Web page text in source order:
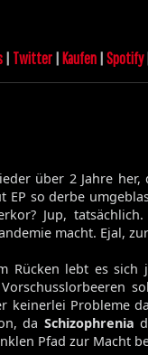
| Twitter | Kaufen |Spotify
über 2 Jahre
EP so derbe
Jup,
macht. Ejal,
Rücken lebt es sich
keinerlei Probleme
da Schizophrenia
Pfad zur Macht